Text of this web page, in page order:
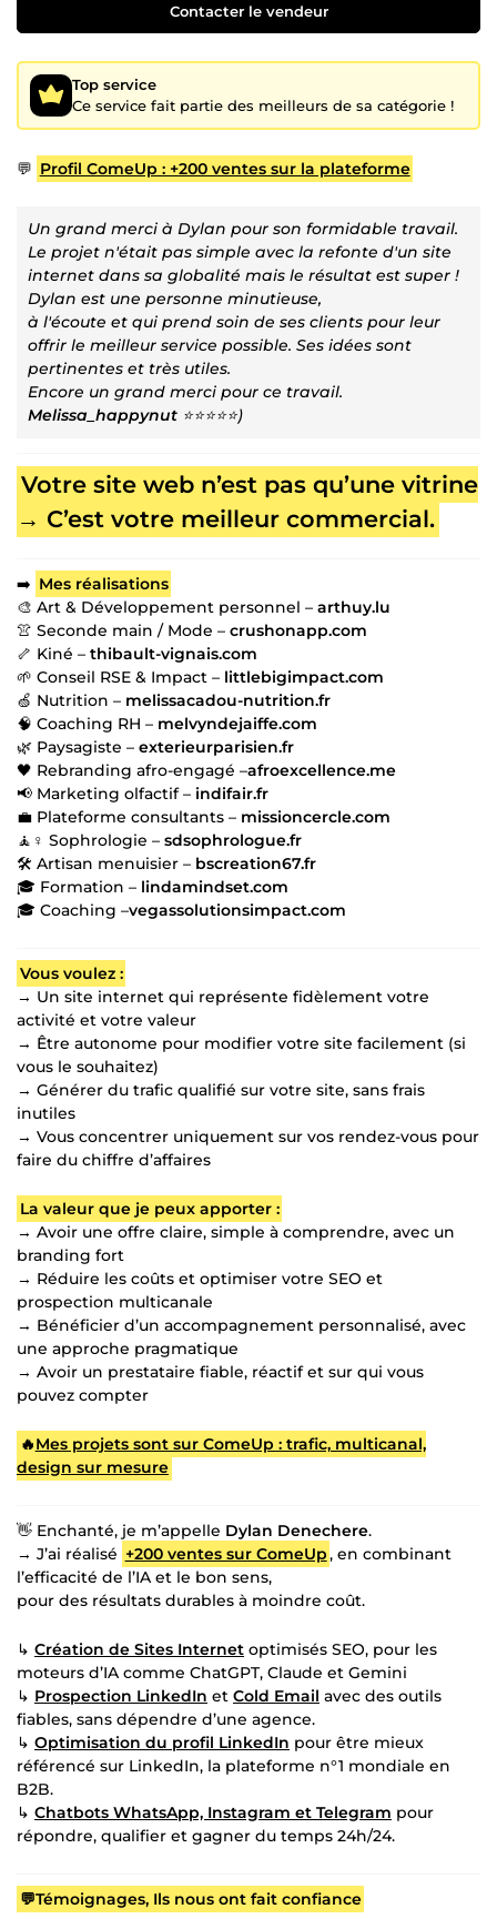
Contacter le vendeur
Top service
Ce service fait partie des meilleurs de sa catégorie !
💬 Profil ComeUp : +200 ventes sur la plateforme
Un grand merci à Dylan pour son formidable travail.
Le projet n'était pas simple avec la refonte d'un site
internet dans sa globalité mais le résultat est super !
Dylan est une personne minutieuse,
à l'écoute et qui prend soin de ses clients pour leur
offrir le meilleur service possible. Ses idées sont
pertinentes et très utiles.
Encore un grand merci pour ce travail.
Melissa_happynut ⭐⭐⭐⭐⭐)
Votre site web n’est pas qu’une vitrine
→ C’est votre meilleur commercial.
➡️ Mes réalisations
🎨 Art & Développement personnel – arthuy.lu
👚 Seconde main / Mode – crushonapp.com
🦴 Kiné – thibault-vignais.com
🌱 Conseil RSE & Impact – littlebigimpact.com
🍏 Nutrition – melissacadou-nutrition.fr
🧠 Coaching RH – melvyndejaiffe.com
🌿 Paysagiste – exterieurparisien.fr
🖤 Rebranding afro-engagé –afroexcellence.me
📢 Marketing olfactif – indifair.fr
💼 Plateforme consultants – missioncercle.com
🧘♀️ Sophrologie – sdsophrologue.fr
🛠️ Artisan menuisier – bscreation67.fr
🎓 Formation – lindamindset.com
🎓 Coaching –vegassolutionsimpact.com
Vous voulez :
→ Un site internet qui représente fidèlement votre
activité et votre valeur
→ Être autonome pour modifier votre site facilement (si
vous le souhaitez)
→ Générer du trafic qualifié sur votre site, sans frais
inutiles
→ Vous concentrer uniquement sur vos rendez-vous pour
faire du chiffre d’affaires
La valeur que je peux apporter :
→ Avoir une offre claire, simple à comprendre, avec un
branding fort
→ Réduire les coûts et optimiser votre SEO et
prospection multicanale
→ Bénéficier d’un accompagnement personnalisé, avec
une approche pragmatique
→ Avoir un prestataire fiable, réactif et sur qui vous
pouvez compter
🔥Mes projets sont sur ComeUp : trafic, multicanal,
design sur mesure
👋 Enchanté, je m’appelle Dylan Denechere.
→ J’ai réalisé +200 ventes sur ComeUp, en combinant
l’efficacité de l’IA et le bon sens,
pour des résultats durables à moindre coût.
↳ Création de Sites Internet optimisés SEO, pour les
moteurs d’IA comme ChatGPT, Claude et Gemini
↳ Prospection LinkedIn et Cold Email avec des outils
fiables, sans dépendre d’une agence.
↳ Optimisation du profil LinkedIn pour être mieux
référencé sur LinkedIn, la plateforme n°1 mondiale en
B2B.
↳ Chatbots WhatsApp, Instagram et Telegram pour
répondre, qualifier et gagner du temps 24h/24.
💬Témoignages, Ils nous ont fait confiance